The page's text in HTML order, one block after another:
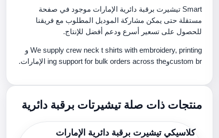
Smart تيشيرت برقبة دائرية الإمارات موجود في صفحة
مستقلة حتى يمكن مشاركة الموديل المطلوب مع فريقنا
للحصول على تسعير أسرع ودعم أفضل للإنتاج.
We supply crew neck t shirts with embroidery, printing و
custom brوing support for bulk orders across the الإمارات.
منتجات ذات صلة تيشيرتات برقبة دائرية
كلاسيكي تيشيرت برقبة دائرية الإمارات